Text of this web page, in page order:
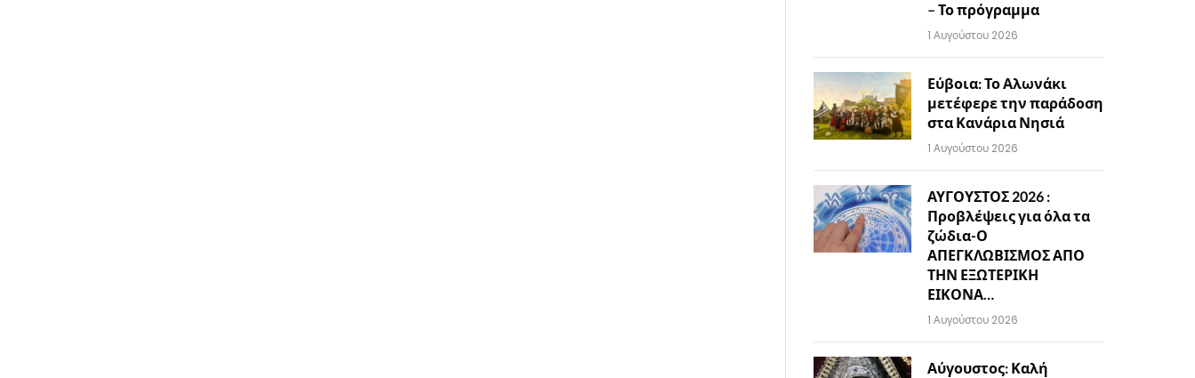
– Το πρόγραμμα
1 Αυγούστου 2026
Εύβοια: Το Αλωνάκι
μετέφερε την παράδοση
στα Κανάρια Νησιά
1 Αυγούστου 2026
ΑΥΓΟΥΣΤΟΣ 2026 :
Προβλέψεις για όλα τα
ζώδια-Ο
ΑΠΕΓΚΛΩΒΙΣΜΟΣ ΑΠΟ
ΤΗΝ ΕΞΩΤΕΡΙΚΗ
ΕΙΚΟΝΑ…
1 Αυγούστου 2026
Αύγουστος: Καλή